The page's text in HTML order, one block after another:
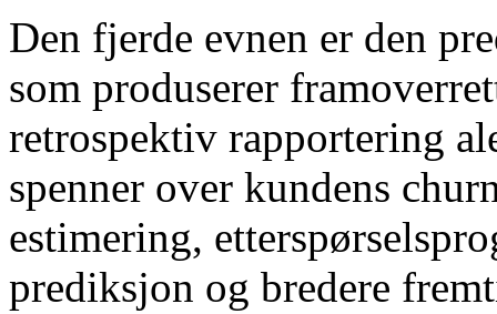
Den fjerde evnen er den
som produserer
retrospektiv rapportering
spenner over kundens
estimering,
prediksjon og bredere